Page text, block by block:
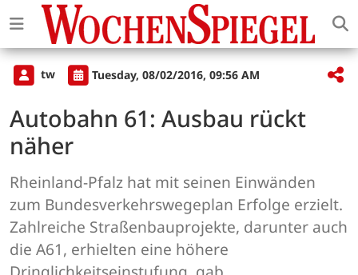
tw Tuesday, 08/02/2016, 09:56 AM
Autobahn 61: Ausbau rückt
näher
Rheinland-Pfalz hat mit seinen Einwänden
zum Bundesverkehrswegeplan Erfolge erzielt.
Zahlreiche Straßenbauprojekte, darunter auch
die A61, erhielten eine höhere